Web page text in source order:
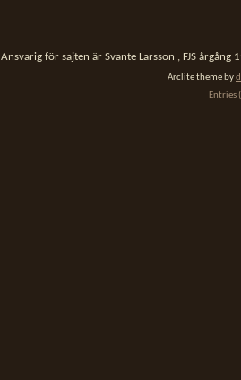
Ansvarig för sajten är Svante Larsson , FJS
Arclite theme by
Entries